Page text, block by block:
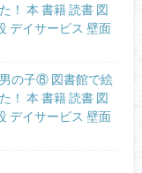
！ 本 書籍 読書 図
デイサービス 壁面
の子⑧ 図書館で絵
！ 本 書籍 読書 図
デイサービス 壁面